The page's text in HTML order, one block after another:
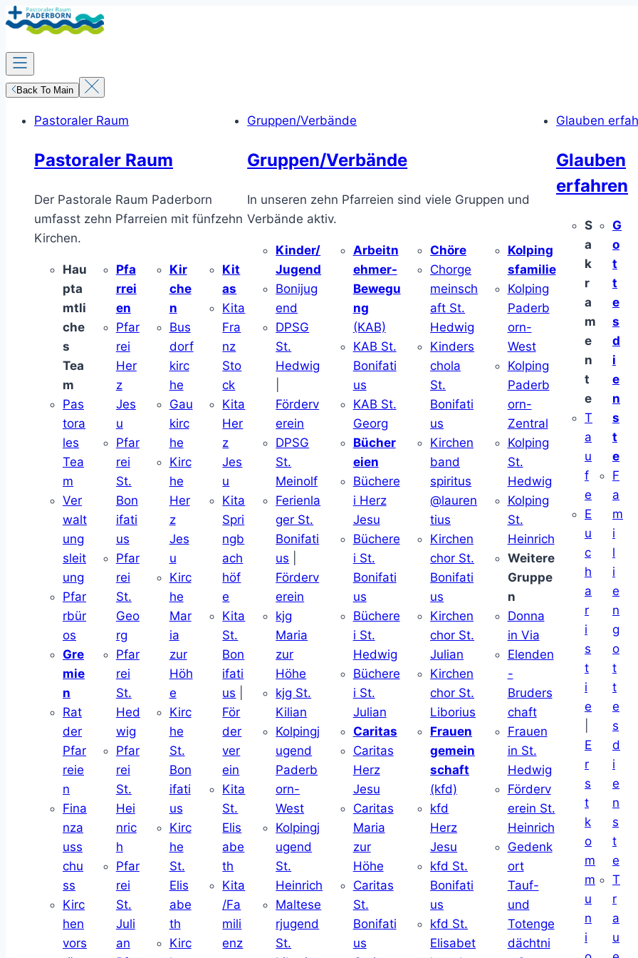
Zum
Inhalt
springen
Back To Main
Pastoraler Raum
Pastoraler Raum
Der Pastorale Raum Paderborn
umfasst zehn Pfarreien mit fünfzehn
Kirchen.
Hau
pta
mtli
che
s
Tea
m
Pas
tora
les
Tea
m
Ver
walt
ung
sleit
ung
Pfar
rbür
os
Gre
mie
n
Rat
der
Pfar
reie
n
Fina
nza
uss
chu
ss
Kirc
hen
vors
Pfa
rrei
en
Pfar
rei
Her
z
Jes
u
Pfar
rei
St.
Bon
ifati
us
Pfar
rei
St.
Geo
rg
Pfar
rei
St.
Hed
wig
Pfar
rei
St.
Hei
nric
h
Pfar
rei
St.
Juli
an
Kir
che
n
Bus
dorf
kirc
he
Gau
kirc
he
Kirc
he
Her
z
Jes
u
Kirc
he
Mar
ia
zur
Höh
e
Kirc
he
St.
Bon
ifati
us
Kirc
he
St.
Elis
abe
th
Kirc
Kit
as
Kita
Fra
nz
Sto
ck
Kita
Her
z
Jes
u
Kita
Spri
ngb
ach
höf
e
Kita
St.
Bon
ifati
us
För
der
ver
ein
Kita
St.
Elis
abe
th
Kita
/Fa
mili
enz
Gruppen/Verbände
Gruppen/Verbände
In unseren zehn Pfarreien sind viele Gruppen und
Verbände aktiv.
Kinder/
Jugend
Bonijug
end
DPSG
St.
Hedwig
Förderv
erein
DPSG
St.
Meinolf
Ferienla
ger St.
Bonifati
us
Förderv
erein
kjg
Maria
zur
Höhe
kjg St.
Kilian
Kolpingj
ugend
Paderb
orn-
West
Kolpingj
ugend
St.
Heinrich
Maltese
rjugend
St.
Arbeitn
ehmer-
Bewegu
ng
(KAB)
KAB St.
Bonifati
us
KAB St.
Georg
Bücher
eien
Büchere
i Herz
Jesu
Büchere
i St.
Bonifati
us
Büchere
i St.
Hedwig
Büchere
i St.
Julian
Caritas
Caritas
Herz
Jesu
Caritas
Maria
zur
Höhe
Caritas
St.
Bonifati
us
Chöre
Chorge
meinsch
aft St.
Hedwig
Kinders
chola
St.
Bonifati
us
Kirchen
band
spiritus
@lauren
tius
Kirchen
chor St.
Bonifati
us
Kirchen
chor St.
Julian
Kirchen
chor St.
Liborius
Frauen
gemein
schaft
(kfd)
kfd
Herz
Jesu
kfd St.
Bonifati
us
kfd St.
Elisabet
Kolping
sfamilie
Kolping
Paderb
orn-
West
Kolping
Paderb
orn-
Zentral
Kolping
St.
Hedwig
Kolping
St.
Heinrich
Weitere
Gruppe
n
Donna
in Via
Elenden
-
Bruders
chaft
Frauen
in St.
Hedwig
Förderv
erein St.
Heinrich
Gedenk
ort
Tauf-
und
Totenge
dächtni
Glauben
Glauben
erfahren
S
a
k
r
a
m
e
n
t
e
T
a
u
f
e
E
u
c
h
a
r
i
s
t
i
e
E
r
s
t
k
o
m
m
u
n
i
G
o
t
t
e
s
d
i
e
n
s
t
e
F
a
m
i
l
i
e
n
g
o
t
t
e
s
d
i
e
n
s
t
e
T
r
a
u